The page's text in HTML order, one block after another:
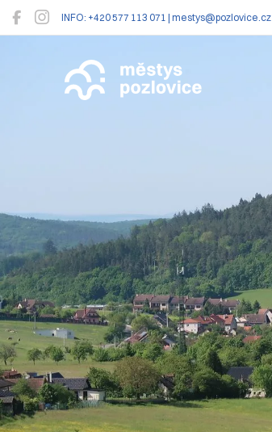
INFO: +420 577 113 071 | mestys@pozlovice.cz
Pozlovice